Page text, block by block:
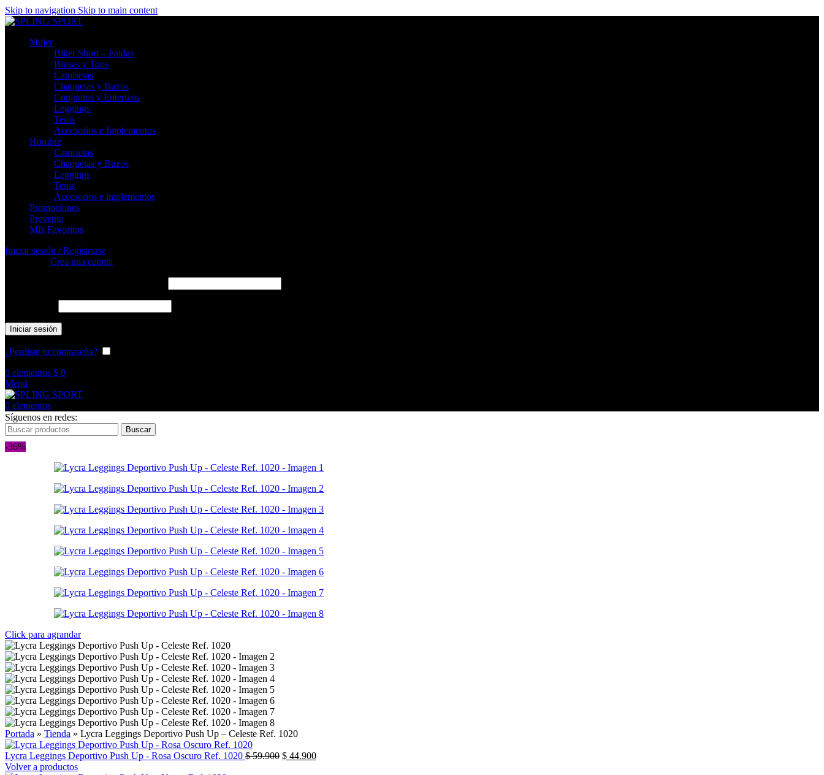
Skip to navigation Skip to main content
Mujer
Biker Short – Faldas
Blusas y Tops
Camisetas
Chaquetas y Buzos
Conjuntos y Enterizos
Leggings
Tenis
Accesorios e Implementos
Hombre
Camisetas
Chaquetas y Buzos
Leggings
Tenis
Accesorios e implementos
Promociones
Preventa
MIs Favoritos
Iniciar sesión / Registrarse
Crea una cuenta
Iniciar sesión
¿Perdiste tu contraseña?
0 elementos $ 0
Menú
0 elementos
Síguenos en redes:
Buscar
-36%
Click para agrandar
Portada » Tienda » Lycra Leggings Deportivo Push Up – Celeste Ref. 1020
Lycra Leggings Deportivo Push Up - Rosa Oscuro Ref. 1020 $59.900 $ 44.900
Volver a productos